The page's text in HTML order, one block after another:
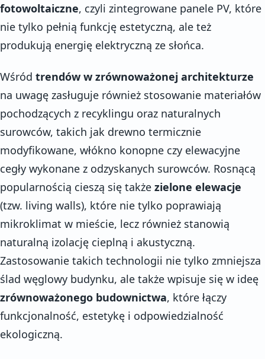
fotowoltaiczne, czyli zintegrowane panele PV, które
nie tylko pełnią funkcję estetyczną, ale też
produkują energię elektryczną ze słońca.
Wśród trendów w zrównoważonej architekturze
na uwagę zasługuje również stosowanie materiałów
pochodzących z recyklingu oraz naturalnych
surowców, takich jak drewno termicznie
modyfikowane, włókno konopne czy elewacyjne
cegły wykonane z odzyskanych surowców. Rosnącą
popularnością cieszą się także zielone elewacje
(tzw. living walls), które nie tylko poprawiają
mikroklimat w mieście, lecz również stanowią
naturalną izolację cieplną i akustyczną.
Zastosowanie takich technologii nie tylko zmniejsza
ślad węglowy budynku, ale także wpisuje się w ideę
zrównoważonego budownictwa, które łączy
funkcjonalność, estetykę i odpowiedzialność
ekologiczną.